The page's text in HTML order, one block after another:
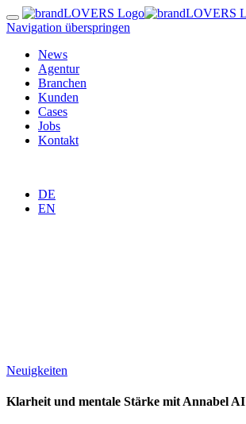
Navigation überspringen
News
Agentur
Branchen
Kunden
Cases
Jobs
Kontakt
DE
EN
Neuigkeiten
Klarheit und mentale Stärke mit Annabel AI